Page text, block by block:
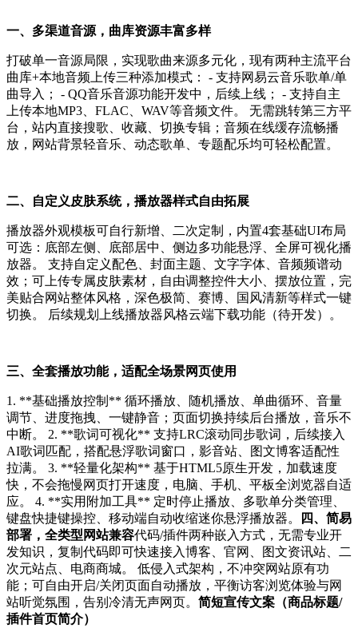
一、多渠道音源，曲库资源丰富多样
打破单一音源局限，实现歌曲来源多元化，现有两种主流平台
曲库+本地音频上传三种添加模式： - 支持网易云音乐歌单/单
曲导入； - QQ音乐音源功能开发中，后续上线； - 支持自主
上传本地MP3、FLAC、WAV等音频文件。 无需跳转第三方平
台，站内直接搜歌、收藏、切换专辑；音频在线缓存流畅播
放，网站背景轻音乐、动态歌单、专题配乐均可轻松配置。
二、自定义皮肤系统，播放器样式自由拓展
播放器外观模板可自行新增、二次定制，内置4套基础UI布局
可选：底部左侧、底部居中、侧边多功能悬浮、全屏可视化播
放器。 支持自定义配色、封面主题、文字字体、音频频谱动
效；可上传专属皮肤素材，自由调整控件大小、摆放位置，完
美贴合网站整体风格，深色极简、赛博、国风清新等样式一键
切换。 后续规划上线播放器风格云端下载功能（待开发）。
三、全套播放功能，适配全场景网页使用
1. **基础播放控制** 循环播放、随机播放、单曲循环、音量
调节、进度拖拽、一键静音；页面切换持续后台播放，音乐不
中断。 2. **歌词可视化** 支持LRC滚动同步歌词，后续接入
AI歌词匹配，搭配悬浮歌词窗口，影音站、图文博客适配性
拉满。 3. **轻量化架构** 基于HTML5原生开发，加载速度
快，不会拖慢网页打开速度，电脑、手机、平板全浏览器自适
应。 4. **实用附加工具** 定时停止播放、多歌单分类管理、
键盘快捷键操控、移动端自动收缩迷你悬浮播放器。
四、 简易
部署，全类型网站兼容代码/插件两种嵌入方式，无需专业开
发知识，复制代码即可快速接入博客、官网、图文资讯站、二
次元站点、电商商城。 低侵入式架构，不冲突网站原有功
能；可自由开启/关闭页面自动播放，平衡访客浏览体验与网
站听觉氛围，告别冷清无声网页。 简短宣传文案（商品标题/
插件首页简介）